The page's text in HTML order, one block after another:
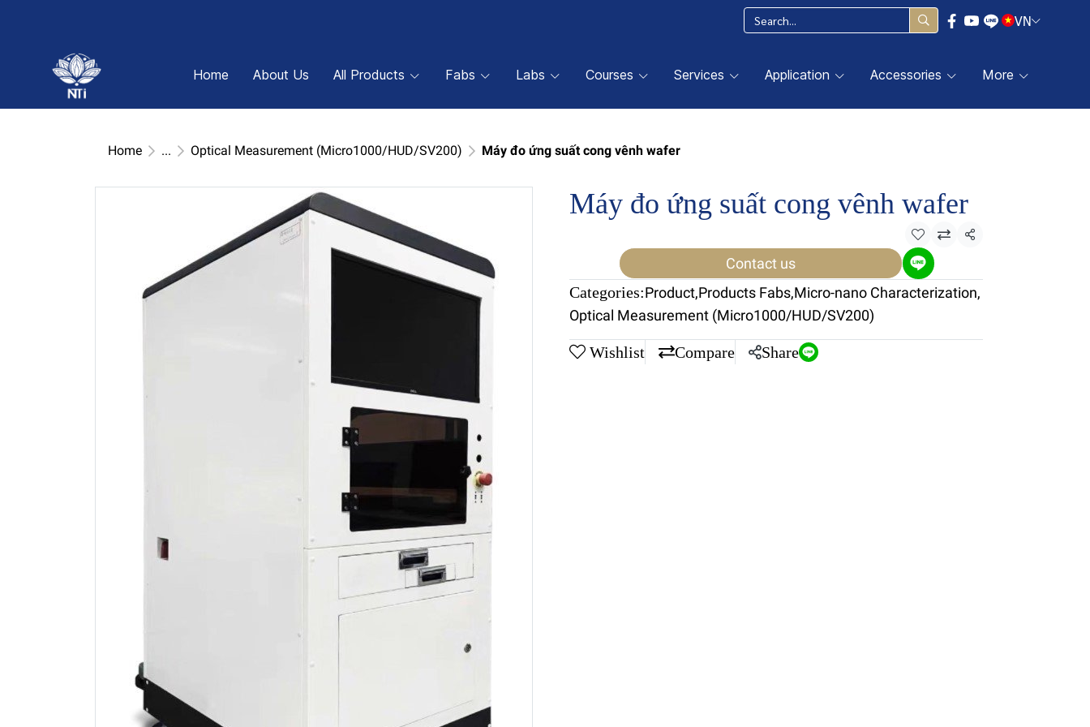
VN
Home About Us All Products Fabs Labs Courses Services Application Accessories More
Home ... Optical Measurement (Micro1000/HUD/SV200) Máy đo ứng suất cong vênh wafer
Máy đo ứng suất cong vênh wafer
Share
Contact us
Categories:Product,Products Fabs,Micro-nano Characterization,
Optical Measurement (Micro1000/HUD/SV200)
Wishlist Compare Share